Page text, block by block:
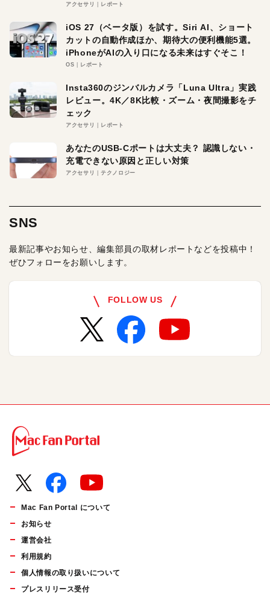
アクセサリ レポート
iOS 27（ベータ版）を試す。Siri AI、ショート
カットの自動作成ほか、期待大の便利機能5選。
iPhoneがAIの入り口になる未来はすぐそこ！
OS レポート
Insta360のジンバルカメラ「Luna Ultra」実践
レビュー。4K／8K比較・ズーム・夜間撮影をチ
ェック
アクセサリ レポート
あなたのUSB-Cポートは大丈夫？ 認識しない・
充電できない原因と正しい対策
アクセサリ テクノロジー
SNS
最新記事やお知らせ、編集部員の取材レポートなどを投稿中！
ぜひフォローをお願いします。
FOLLOW US
Mac Fan Portal について
お知らせ
運営会社
利用規約
個人情報の取り扱いについて
プレスリリース受付